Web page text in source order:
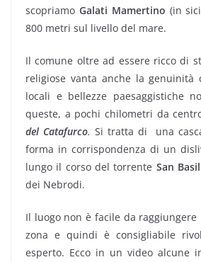
scopriamo Galati Mamertino (in
800 metri sul livello del mare.
Il comune oltre ad essere ricco di
religiose vanta anche la
locali e bellezze paesaggistiche
queste, a pochi chilometri da
del Catafurco. Si tratta di una
forma in corrispondenza di un
lungo il corso del torrente San
dei Nebrodi.
Il luogo non è facile da
zona e quindi è consigliabile
esperto. Ecco in un video alcune